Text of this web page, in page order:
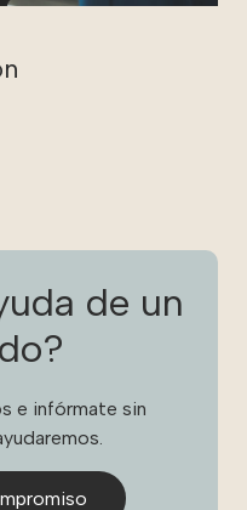
de un
e infórmate sin